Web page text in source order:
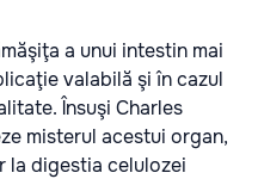
a unui intestin mai
valabilă şi în cazul
Însuşi Charles
misterul acestui organ,
la digestia celulozei